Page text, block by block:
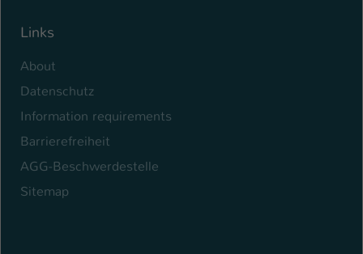
Links
About
Datenschutz
Information requirements
Barrierefreiheit
AGG-Beschwerdestelle
Sitemap